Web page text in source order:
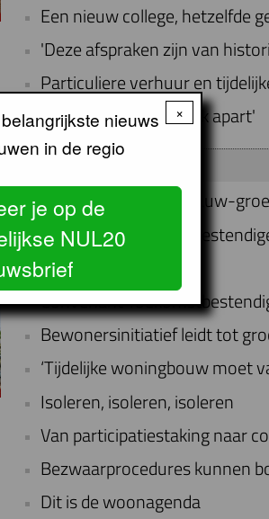
Een nieuw college, hetzelfde
'Deze afspraken zijn van
Particuliere verhuur en
'Dit is echt wel een vak apart'
JUNI 2022
De praktijk van het blauw-
Op weg naar
Bajeskwartier
Convenant
Bewonersinitiatief leidt tot
‘Tijdelijke woningbouw moet
Isoleren, isoleren, isoleren
Van participatiestaking naar
Bezwaarprocedures kunnen
Dit is de woonagenda
×
nieuws
in de regio
je op de
NUL20